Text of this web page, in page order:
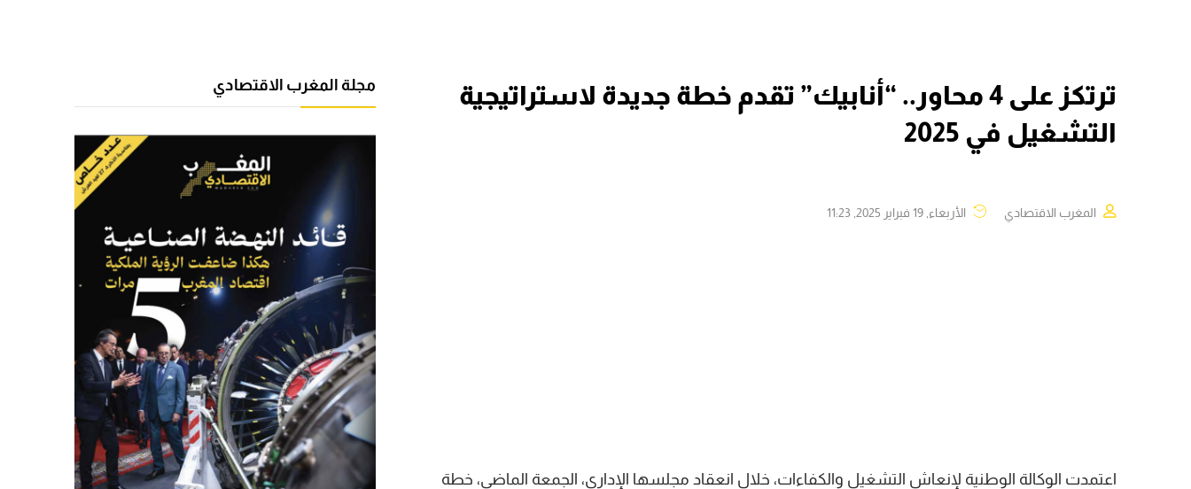
ترتكز على 4 محاور.. “أنابيك” تقدم خطة جديدة لاستراتيجية
التشغيل في 2025
المغرب الاقتصادي الأربعاء, 19 فبراير 2025, 11:23
اعتمدت الوكالة الوطنية لإنعاش التشغيل والكفاءات، خلال انعقاد مجلسها الإداري، الجمعة الماضي، خطة
مجلة المغرب الاقتصادي